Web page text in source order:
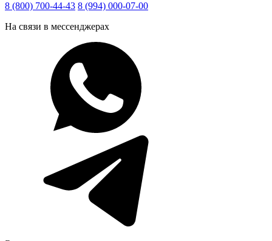
8 (800) 700-44-43 8 (994) 000-07-00
На связи в мессенджерах